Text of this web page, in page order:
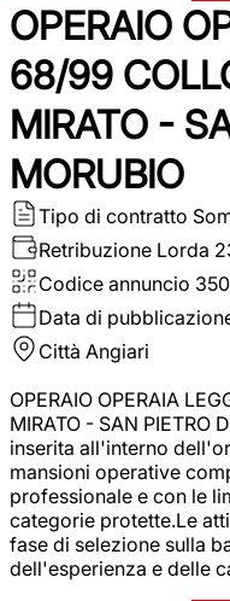
OPERAIO
68/99
MIRATO -
MORUBIO
Tipo di contratto
Retribuzione Lorda
Codice annuncio
Data di
Città Angiari
OPERAIO OPERAIA
MIRATO - SAN PIETRO
inserita all'interno
mansioni operative
professionale e con le
categorie protette.Le
fase di selezione sulla
dell'esperienza e delle